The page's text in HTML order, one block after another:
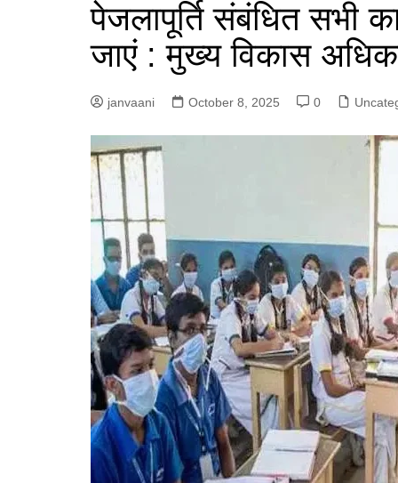
पेजलापूर्ति संबंधित सभी
जाएं : मुख्य विकास
janvaani October 8, 2025 0